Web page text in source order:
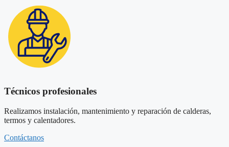
Técnicos profesionales
Realizamos instalación, mantenimiento y reparación de calderas,
termos y calentadores.
Contáctanos